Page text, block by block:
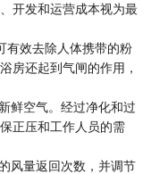
开发和运营成本视为最
有效去除人体携带的粉
房还起到气闸的作用，
鲜空气。经过净化和过
正压和工作人员的需
风量返回次数，并调节